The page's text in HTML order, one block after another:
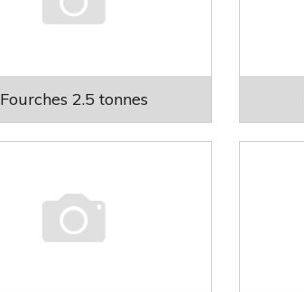
Fourches 2.5 tonnes